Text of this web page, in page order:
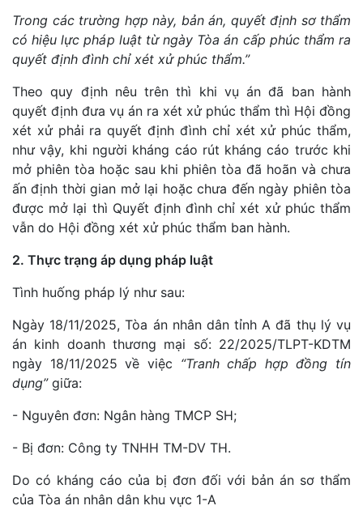
Trong các trường hợp này, bản án, quyết định sơ thẩm
có hiệu lực pháp luật từ ngày Tòa án cấp phúc thẩm ra
quyết định đình chỉ xét xử phúc thẩm.”
Theo quy định nêu trên thì khi vụ án đã ban hành
quyết định đưa vụ án ra xét xử phúc thẩm thì Hội đồng
xét xử phải ra quyết định đình chỉ xét xử phúc thẩm,
như vậy, khi người kháng cáo rút kháng cáo trước khi
mở phiên tòa hoặc sau khi phiên tòa đã hoãn và chưa
ấn định thời gian mở lại hoặc chưa đến ngày phiên tòa
được mở lại thì Quyết định đình chỉ xét xử phúc thẩm
vẫn do Hội đồng xét xử phúc thẩm ban hành.
2. Thực trạng áp dụng pháp luật
Tình huống pháp lý như sau:
Ngày 18/11/2025, Tòa án nhân dân tỉnh A đã thụ lý vụ
án kinh doanh thương mại số: 22/2025/TLPT-KDTM
ngày 18/11/2025 về việc “Tranh chấp hợp đồng tín
dụng” giữa:
- Nguyên đơn: Ngân hàng TMCP SH;
- Bị đơn: Công ty TNHH TM-DV TH.
Do có kháng cáo của bị đơn đối với bản án sơ thẩm
của Tòa án nhân dân khu vực 1-A